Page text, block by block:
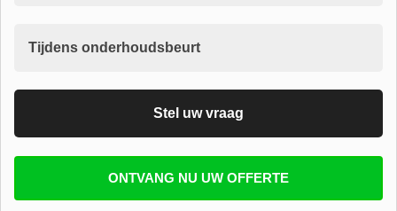
Tijdens onderhoudsbeurt
Stel uw vraag
ONTVANG NU UW OFFERTE